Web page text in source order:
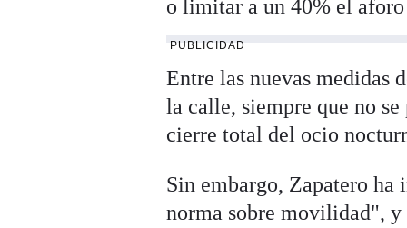
o limitar a un 40% el
PUBLICIDAD
Entre las nuevas
la calle, siempre que no
cierre total del ocio
Sin embargo, Zapatero ha
norma sobre movilidad",